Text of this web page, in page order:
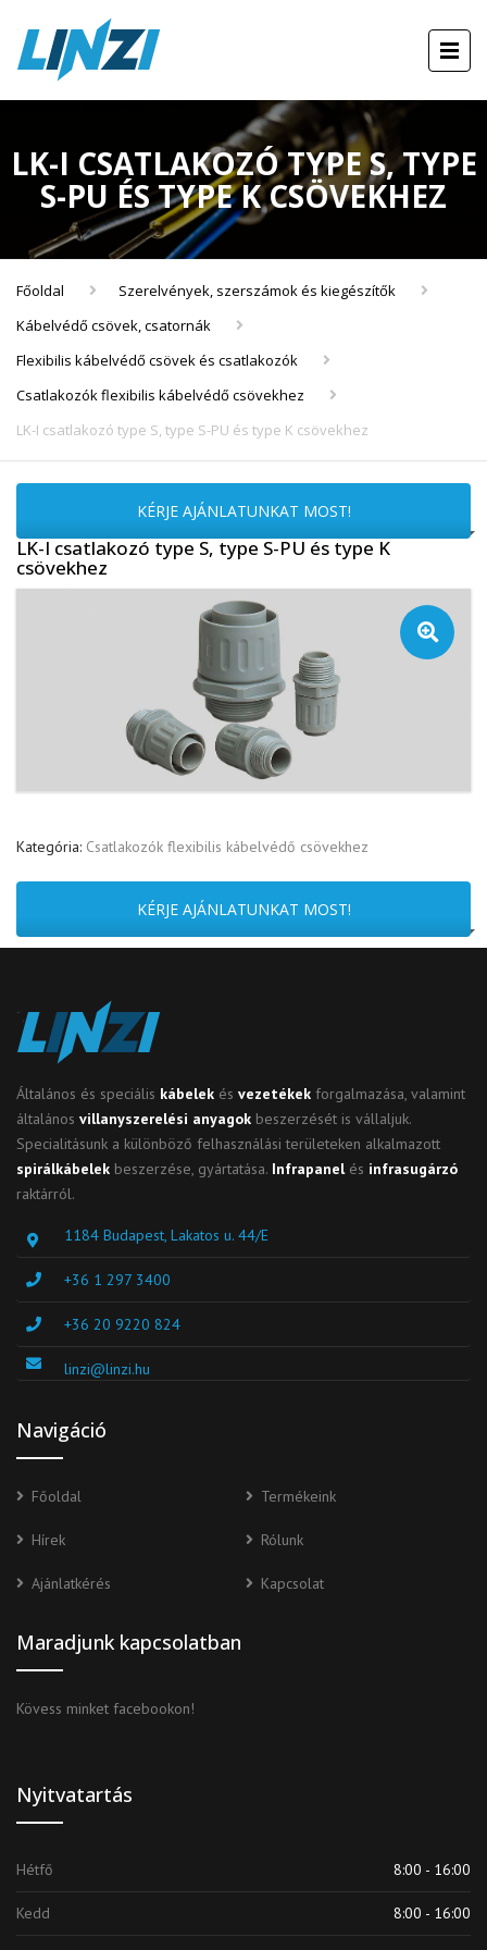
LK-I CSATLAKOZÓ TYPE S, TYPE
S-PU ÉS TYPE K CSÖVEKHEZ
Főoldal
Szerelvények, szerszámok és kiegészítők
Kábelvédő csövek, csatornák
Flexibilis kábelvédő csövek és csatlakozók
Csatlakozók flexibilis kábelvédő csövekhez
LK-I csatlakozó type S, type S-PU és type K csövekhez
KÉRJE AJÁNLATUNKAT MOST!
LK-I csatlakozó type S, type S-PU és type K
csövekhez
🔍
Kategória: Csatlakozók flexibilis kábelvédő csövekhez
KÉRJE AJÁNLATUNKAT MOST!
Általános és speciális kábelek és vezetékek forgalmazása, valamint
általános villanyszerelési anyagok beszerzését is vállaljuk.
Specialitásunk a különböző felhasználási területeken alkalmazott
spirálkábelek beszerzése, gyártatása. Infrapanel és infrasugárzó
raktárról.
1184 Budapest, Lakatos u. 44/E
+36 1 297 3400
+36 20 9220 824
linzi@linzi.hu
Navigáció
Főoldal Termékeink
Hírek Rólunk
Ajánlatkérés Kapcsolat
Maradjunk kapcsolatban
Kövess minket facebookon!
Nyitvatartás
Hétfő 8:00 - 16:00
Kedd 8:00 - 16:00